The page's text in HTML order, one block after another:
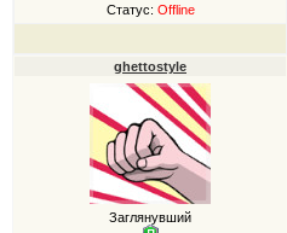
Статус: Offline
ghettostyle
Заглянувший